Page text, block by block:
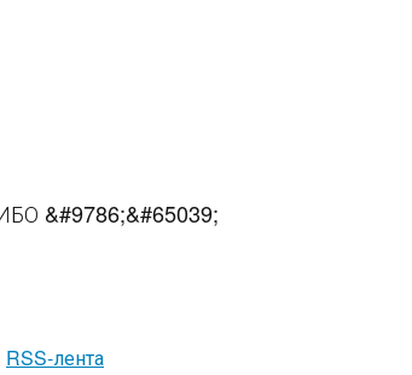
&#9786;&#65039;
RSS-лента